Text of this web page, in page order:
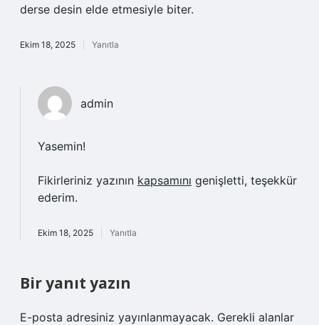
derse desin elde etmesiyle biter.
Ekim 18, 2025 Yanıtla
admin
Yasemin!
Fikirleriniz yazının kapsamını genişletti, teşekkür
ederim.
Ekim 18, 2025 Yanıtla
Bir yanıt yazın
E-posta adresiniz yayınlanmayacak. Gerekli alanlar